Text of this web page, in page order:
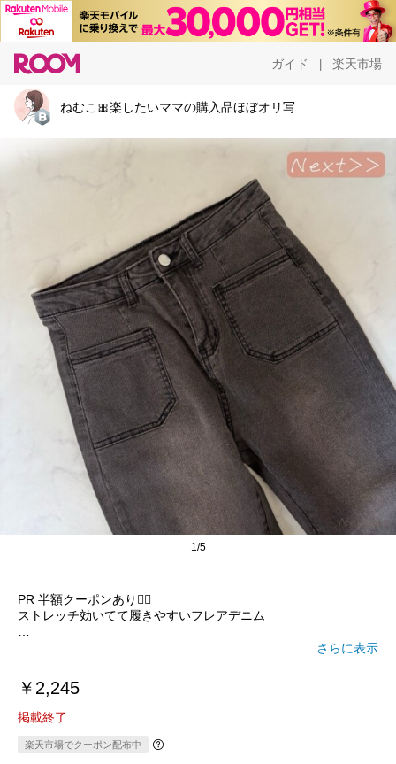
ガイド 楽天市場
ねむこ🎀楽したいママの購入品ほぼオリ写
1/5
PR 半額クーポンあり❤️‍🔥
ストレッチ効いてて履きやすいフレアデニム
158.5cmくらいで
チャコールM履いてます
さらに表示
￥2,245
掲載終了
楽天市場でクーポン配布中